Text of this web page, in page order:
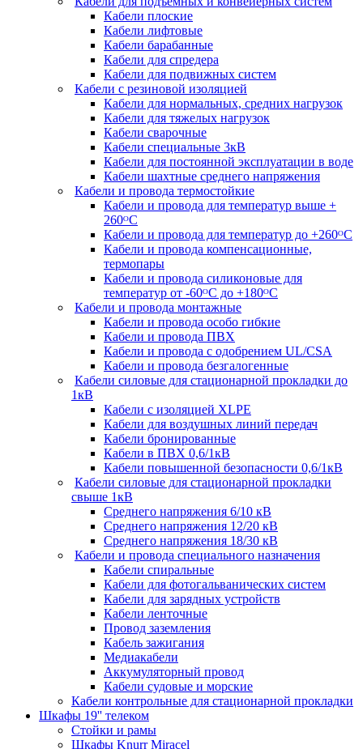
Кабели плоские
Кабели лифтовые
Кабели барабанные
Кабели для спредера
Кабели для подвижных систем
Кабели с резиновой изоляцией
Кабели для нормальных, средних нагрузок
Кабели для тяжелых нагрузок
Кабели сварочные
Кабели специальные 3кВ
Кабели для постоянной эксплуатации в воде
Кабели шахтные среднего напряжения
Кабели и провода термостойкие
Кабели и провода для температур выше +
260ᴼС
Кабели и провода для температур до +260ᴼС
Кабели и провода компенсационные,
термопары
Кабели и провода силиконовые для
температур от -60ᴼC до +180ᴼС
Кабели и провода монтажные
Кабели и провода особо гибкие
Кабели и провода ПВХ
Кабели и провода с одобрением UL/CSA
Кабели и провода безгалогенные
Кабели силовые для стационарной прокладки до
1кВ
Кабели c изоляцией XLPE
Кабели для воздушных линий передач
Кабели бронированные
Кабели в ПВХ 0,6/1кВ
Кабели повышенной безопасности 0,6/1кВ
Кабели силовые для стационарной прокладки
свыше 1кВ
Среднего напряжения 6/10 кВ
Среднего напряжения 12/20 кВ
Среднего напряжения 18/30 кВ
Кабели и провода специального назначения
Кабели спиральные
Кабели для фотогальванических систем
Кабели для зарядных устройств
Кабели ленточные
Провод заземления
Кабель зажигания
Медиакабели
Аккумуляторный провод
Кабели судовые и морские
Кабели контрольные для стационарной прокладки
Шкафы 19'' телеком
Стойки и рамы
Шкафы Knurr Miracel